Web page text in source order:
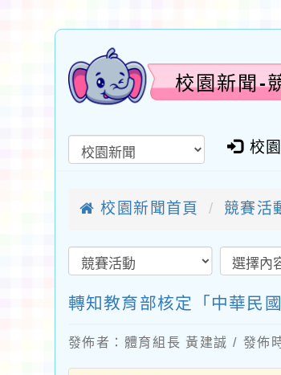
校園新聞-
校
校園新聞首頁 競賽活
轉知教育部核定「中華民
發佈者：體育組長 黃建誠 / 發佈